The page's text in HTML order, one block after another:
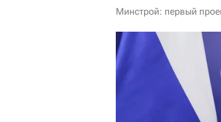
Минстрой: первый